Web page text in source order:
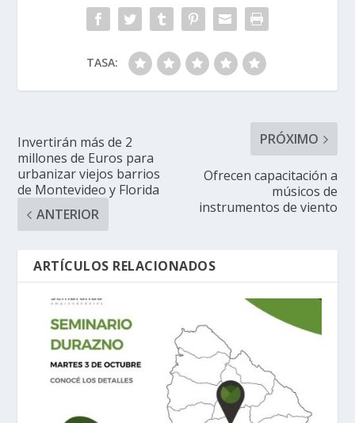
TASA:
Invertirán más de 2
millones de Euros para
urbanizar viejos barrios
de Montevideo y Florida
ANTERIOR
PRÓXIMO
Ofrecen capacitación a
músicos de
instrumentos de viento
ARTÍCULOS RELACIONADOS